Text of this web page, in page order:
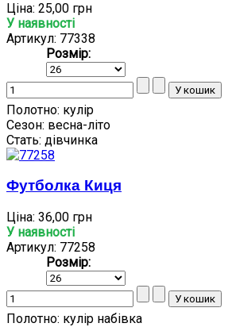
Ціна: 25,00 грн
У наявності
Артикул: 77338
Розмір:
Полотно: кулір
Сезон: весна-літо
Стать: дівчинка
Футболка Киця
Ціна: 36,00 грн
У наявності
Артикул: 77258
Розмір:
Полотно: кулір набівка